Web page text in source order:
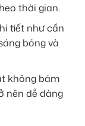
thời gian.
tiết như cần
bóng và
không bám
nên dễ dàng